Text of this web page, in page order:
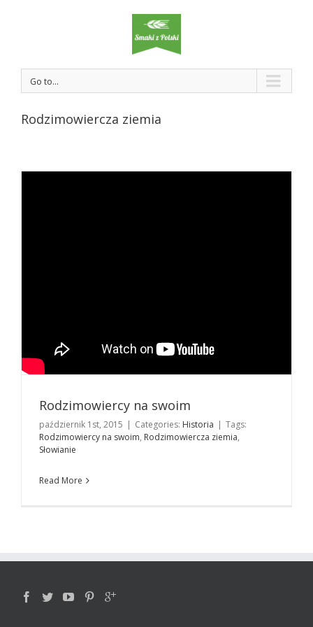
Go to...
Rodzimowiercza ziemia
Rodzimowiercy na swoim
Rodzimowiercy na swoim
październik 1st, 2015 | Categories: Historia | Tags:
Rodzimowiercy na swoim, Rodzimowiercza ziemia,
Słowianie
Read More